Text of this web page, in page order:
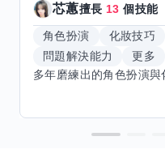
芯蕙擅長 13 個技能
角色扮演 化妝技巧
問題解決能力
更多